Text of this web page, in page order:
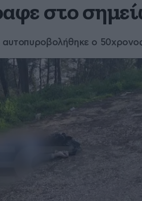
στο
αυτοπυροβολήθηκε ο